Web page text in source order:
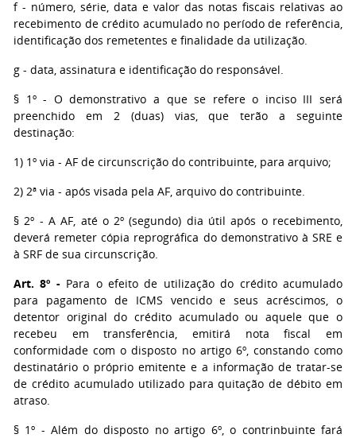
f - número, série, data e valor das notas fiscais relativas ao
recebimento de crédito acumulado no período de referência,
identificação dos remetentes e finalidade da utilização.
g - data, assinatura e identificação do responsável.
§ 1º - O demonstrativo a que se refere o inciso III será
preenchido em 2 (duas) vias, que terão a seguinte
destinação:
1) 1º via - AF de circunscrição do contribuinte, para arquivo;
2) 2ª via - após visada pela AF, arquivo do contribuinte.
§ 2º - A AF, até o 2º (segundo) dia útil após o recebimento,
deverá remeter cópia reprográfica do demonstrativo à SRE e
à SRF de sua circunscrição.
Art. 8º -Para o efeito de utilização do crédito acumulado
para pagamento de ICMS vencido e seus acréscimos, o
detentor original do crédito acumulado ou aquele que o
recebeu em transferência, emitirá nota fiscal em
conformidade com o disposto no artigo 6º, constando como
destinatário o próprio emitente e a informação de tratar-se
de crédito acumulado utilizado para quitação de débito em
atraso.
§ 1º - Além do disposto no artigo 6º, o contrinbuinte fará